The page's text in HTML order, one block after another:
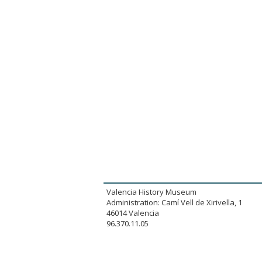
Valencia History Museum
Administration: Camí Vell de Xirivella, 1
46014 Valencia
96.370.11.05